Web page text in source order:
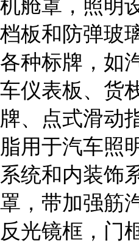
机舱罩，照明
档板和防弹玻
各种标牌，如
车仪表板、货
牌、点式滑动
脂用于汽车照
系统和内装饰
罩，带加强筋
反光镜框，门